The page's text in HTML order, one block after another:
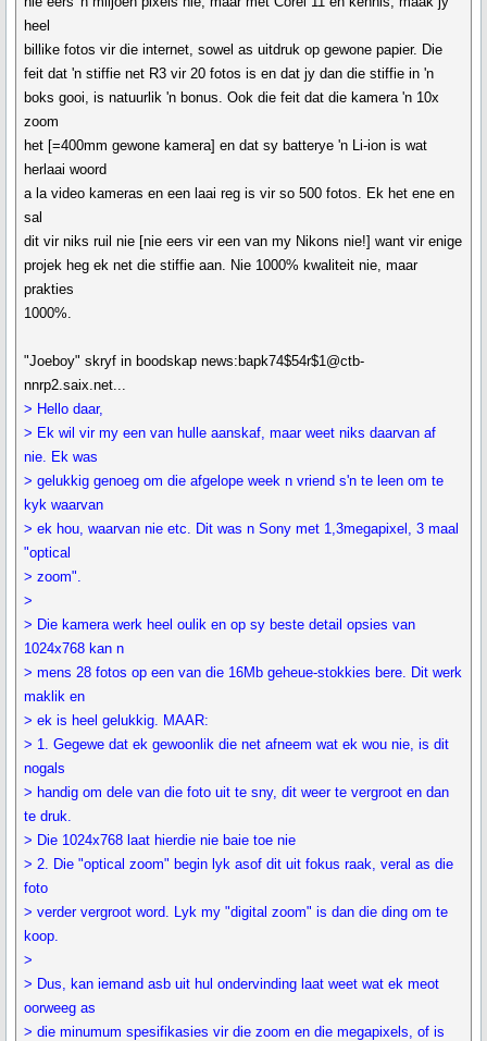
heel
billike fotos vir die internet, sowel as uitdruk op gewone papier. Die
feit dat 'n stiffie net R3 vir 20 fotos is en dat jy dan die stiffie in 'n
boks gooi, is natuurlik 'n bonus. Ook die feit dat die kamera 'n 10x
zoom
het [=400mm gewone kamera] en dat sy batterye 'n Li-ion is wat
herlaai woord
a la video kameras en een laai reg is vir so 500 fotos. Ek het ene en
sal
dit vir niks ruil nie [nie eers vir een van my Nikons nie!] want vir enige
projek heg ek net die stiffie aan. Nie 1000% kwaliteit nie, maar
prakties
1000%.
"Joeboy" skryf in boodskap news:bapk74$54r$1@ctb-
nnrp2.saix.net...
> Hello daar,
> Ek wil vir my een van hulle aanskaf, maar weet niks daarvan af
nie. Ek was
> gelukkig genoeg om die afgelope week n vriend s'n te leen om te
kyk waarvan
> ek hou, waarvan nie etc. Dit was n Sony met 1,3megapixel, 3 maal
"optical
> zoom".
>
> Die kamera werk heel oulik en op sy beste detail opsies van
1024x768 kan n
> mens 28 fotos op een van die 16Mb geheue-stokkies bere. Dit werk
maklik en
> ek is heel gelukkig. MAAR:
> 1. Gegewe dat ek gewoonlik die net afneem wat ek wou nie, is dit
nogals
> handig om dele van die foto uit te sny, dit weer te vergroot en dan
te druk.
> Die 1024x768 laat hierdie nie baie toe nie
> 2. Die "optical zoom" begin lyk asof dit uit fokus raak, veral as die
foto
> verder vergroot word. Lyk my "digital zoom" is dan die ding om te
koop.
>
> Dus, kan iemand asb uit hul ondervinding laat weet wat ek meot
oorweeg as
> die minumum spesifikasies vir die zoom en die megapixels, of is